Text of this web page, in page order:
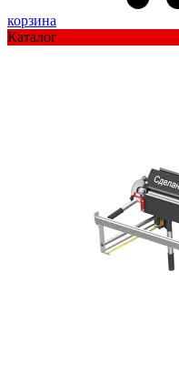
корзина
Каталог